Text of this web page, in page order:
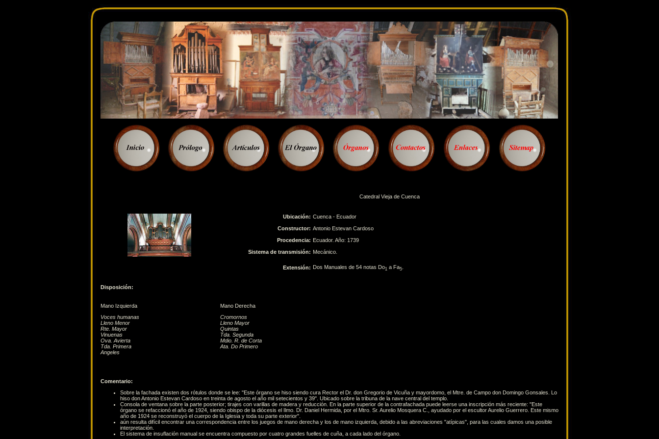
Catedral Vieja de Cuenca
Ubicación: Cuenca - Ecuador
Constructor: Antonio Estevan Cardoso
Procedencia: Ecuador. Año: 1739
Sistema de transmisión: Mecánico.
Extensión: Dos Manuales de 54 notas Do1 a Fa5
Disposición:
Mano Izquierda
Voces humanas
Lleno Menor
Rte. Mayor
Vinuenas
Ova. Avierta
Tda. Primera
Angeles
Mano Derecha
Cromornos
Lleno Mayor
Quintas
Tda. Segunda
Mdio. R. de Corta
Ata. Do Primero
Comentario:
Sobre la fachada existen dos rótulos donde se lee: "Este órgano se hiso siendo cura Rector el Dr. don Gregorio de Vicuña y mayordomo, el Mtre. de Campo don Domingo Gonsales. Lo
hiso don Antonio Estevan Cardoso en treinta de agosto el año mil setecientos y 39". Ubicado sobre la tribuna de la nave central del templo.
Consola de ventana sobre la parte posterior; tirajes con varillas de madera y reducción. En la parte superior de la contrafachada puede leerse una inscripción más reciente: "Este
órgano se refaccionó el año de 1924, siendo obispo de la diócesis el Ilmo. Dr. Daniel Hermida, por el Mtro. Sr. Aurelio Mosquera C., ayudado por el escultor Aurelio Guerrero. Este mismo
año de 1924 se reconstruyó el cuerpo de la Iglesia y toda su parte exterior".
aún resulta difícil encontrar una correspondencia entre los juegos de mano derecha y los de mano izquierda, debido a las abreviaciones "atípicas", para las cuales damos una posible
interpretación.
El sistema de insuflación manual se encuentra compuesto por cuatro grandes fuelles de cuña, a cada lado del órgano.